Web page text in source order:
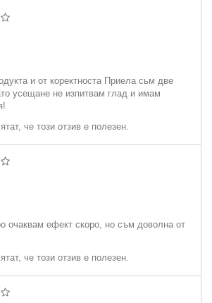
и от коректноста Приела сьм две
усещане не изпитвам глад и имам
че този отзив е полезен.
очаквам ефект скоро, но съм доволна от
че този отзив е полезен.